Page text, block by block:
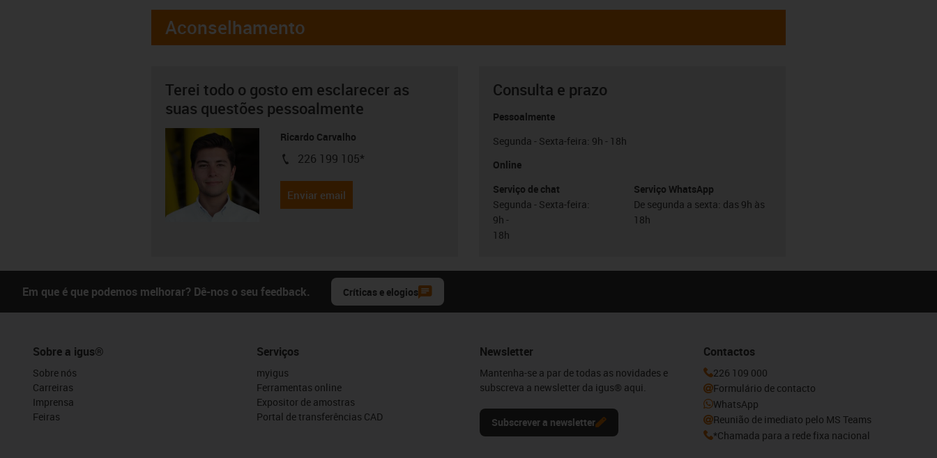
Aconselhamento
Terei todo o gosto em esclarecer as
suas questões pessoalmente
Ricardo Carvalho
igus-icon-phone
226 199 105*
Enviar email
Consulta e prazo
Pessoalmente
Segunda - Sexta-feira: 9h - 18h
Online
Serviço de chat
Segunda - Sexta-feira:
9h -
18h
Serviço WhatsApp
De segunda a sexta: das 9h às
18h
Em que é que podemos melhorar? Dê-nos o seu feedback. Críticas e elogios
Sobre a igus®
Sobre nós
Carreiras
Imprensa
Feiras
Serviços
myigus
Ferramentas online
Expositor de amostras
Portal de transferências CAD
Newsletter
Mantenha-se a par de todas as novidades e
subscreva a newsletter da igus® aqui.
Subscrever a newsletter
Contactos
226 109 000
Formulário de contacto
WhatsApp
Reunião de imediato pelo MS Teams
*Chamada para a rede fixa nacional